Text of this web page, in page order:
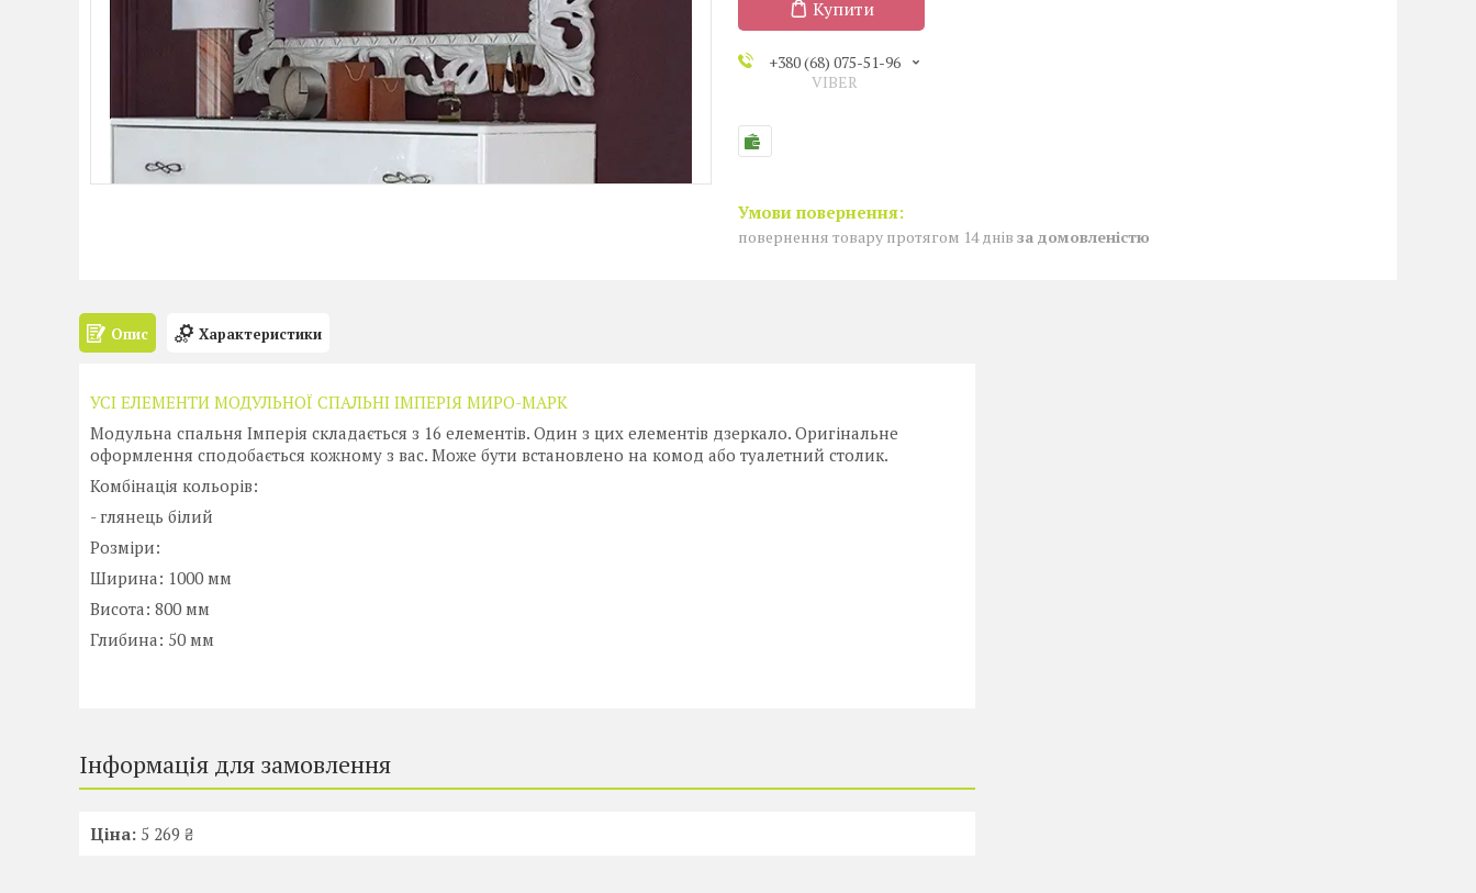
Купити
+380 (68) 075-51-96
VIBER
повернення товару протягом 14 днів за домовленістю
Опис Характеристики
УСІ ЕЛЕМЕНТИ МОДУЛЬНОЇ СПАЛЬНІ ІМПЕРІЯ МИРО-МАРК
Модульна спальня Імперія складається з 16 елементів. Один з цих елементів дзеркало. Оригінальне
оформлення сподобається кожному з вас. Може бути встановлено на комод або туалетний столик.
Комбінація кольорів:
- глянець білий
Розміри:
Ширина: 1000 мм
Висота: 800 мм
Глибина: 50 мм
Інформація для замовлення
Ціна: 5 269 ₴